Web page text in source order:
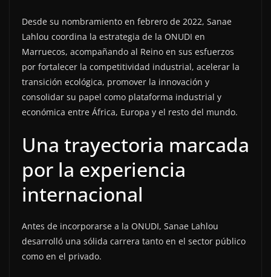
Desde su nombramiento en febrero de 2022, Sanae
Lahlou coordina la estrategia de la ONUDI en
Marruecos, acompañando al Reino en sus esfuerzos
por fortalecer la competitividad industrial, acelerar la
transición ecológica, promover la innovación y
consolidar su papel como plataforma industrial y
económica entre África, Europa y el resto del mundo.
Una trayectoria marcada
por la experiencia
internacional
Antes de incorporarse a la ONUDI, Sanae Lahlou
desarrolló una sólida carrera tanto en el sector público
como en el privado.